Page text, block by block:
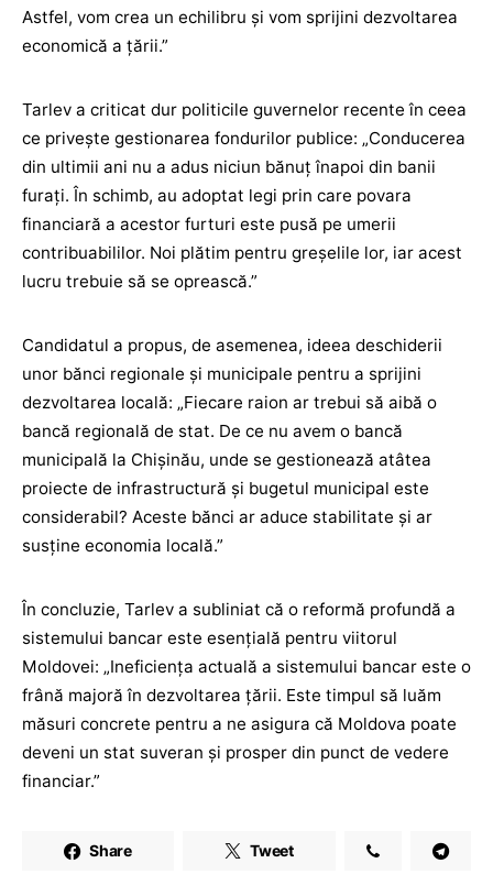
Astfel, vom crea un echilibru și vom sprijini dezvoltarea
economică a țării.”
Tarlev a criticat dur politicile guvernelor recente în ceea
ce privește gestionarea fondurilor publice: „Conducerea
din ultimii ani nu a adus niciun bănuț înapoi din banii
furați. În schimb, au adoptat legi prin care povara
financiară a acestor furturi este pusă pe umerii
contribuabililor. Noi plătim pentru greșelile lor, iar acest
lucru trebuie să se oprească.”
Candidatul a propus, de asemenea, ideea deschiderii
unor bănci regionale și municipale pentru a sprijini
dezvoltarea locală: „Fiecare raion ar trebui să aibă o
bancă regională de stat. De ce nu avem o bancă
municipală la Chișinău, unde se gestionează atâtea
proiecte de infrastructură și bugetul municipal este
considerabil? Aceste bănci ar aduce stabilitate și ar
susține economia locală.”
În concluzie, Tarlev a subliniat că o reformă profundă a
sistemului bancar este esențială pentru viitorul
Moldovei: „Ineficiența actuală a sistemului bancar este o
frână majoră în dezvoltarea țării. Este timpul să luăm
măsuri concrete pentru a ne asigura că Moldova poate
deveni un stat suveran și prosper din punct de vedere
financiar.”
Share Tweet